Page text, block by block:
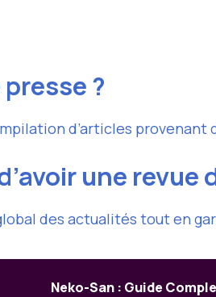
?
d’articles
une revue
des actualités tout en
Neko-San : Guide